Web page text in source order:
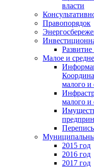
власти
Правопорядок
Малое и
малого и
малого и
2015 год
2016 год
2017 год